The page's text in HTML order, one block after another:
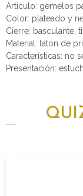
Articulo: gemelos
Color: plateado y
Cierre: basculante,
Material: laton de
Características: no
Presentación: